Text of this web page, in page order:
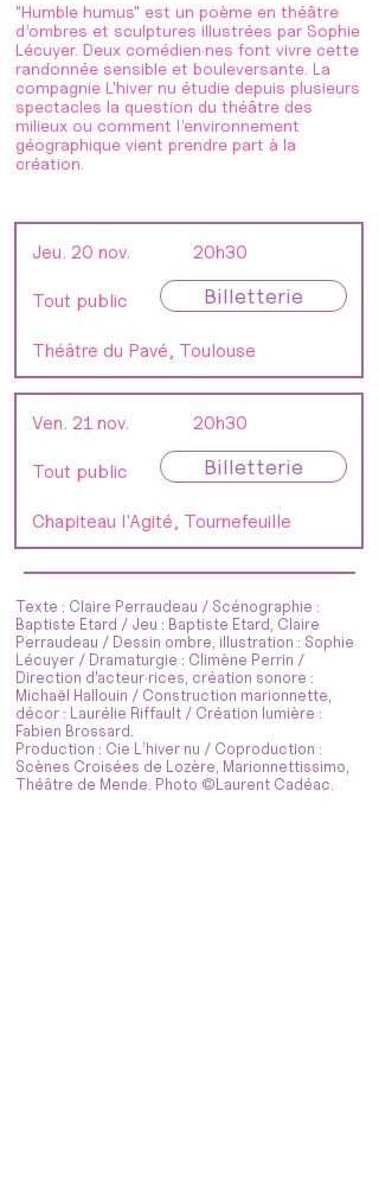
"Humble humus" est un poème en théâtre
d’ombres et sculptures illustrées par Sophie
Lécuyer. Deux comédien·nes font vivre cette
randonnée sensible et bouleversante. La
compagnie L'hiver nu étudie depuis plusieurs
spectacles la question du théâtre des
milieux ou comment l’environnement
géographique vient prendre part à la
création.
Jeu. 20 nov. 20h30
Tout public Billetterie
Théâtre du Pavé, Toulouse
Ven. 21 nov. 20h30
Tout public Billetterie
Chapiteau l'Agité, Tournefeuille
Texte : Claire Perraudeau / Scénographie :
Baptiste Etard / Jeu : Baptiste Etard, Claire
Perraudeau / Dessin ombre, illustration : Sophie
Lécuyer / Dramaturgie : Climène Perrin /
Direction d'acteur·rices, création sonore :
Michaël Hallouin / Construction marionnette,
décor : Laurélie Riffault / Création lumière :
Fabien Brossard.
Production : Cie L’hiver nu / Coproduction :
Scènes Croisées de Lozère, Marionnettissimo,
Théâtre de Mende. Photo ©Laurent Cadéac.